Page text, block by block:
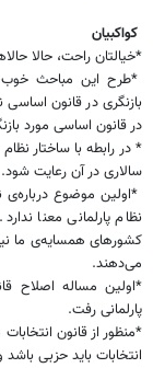
کواکبیان
*خیالتان راحت، حالا
*طرح این مباحث خوب
بازنگری در قانون
در قانون اساسی مورد
* در رابطه با ساختار
سالاری در آ‌ن رعایت شود.
*اولین موضوع درباره‌ی
نظام پارلمانی معنا
کشورهای همسایه‌ی ما
می‌دهند.
*اولین مساله اصلاح
پارلمانی رفت.
*منظور از قانون
انتخابات باید حزبی